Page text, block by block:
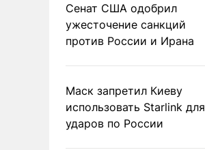
Сенат США одобрил
ужесточение санкций
против России и Ирана
Маск запретил Киеву
использовать Starlink для
ударов по России